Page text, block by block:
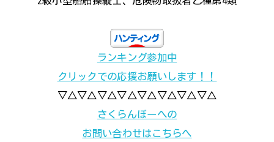
ランキング参加中
クリックでの応援お願いします！！
▽△▽△▽△▽△▽△▽△▽△▽△
さくらんぼーへの
お問い合わせはこちらへ